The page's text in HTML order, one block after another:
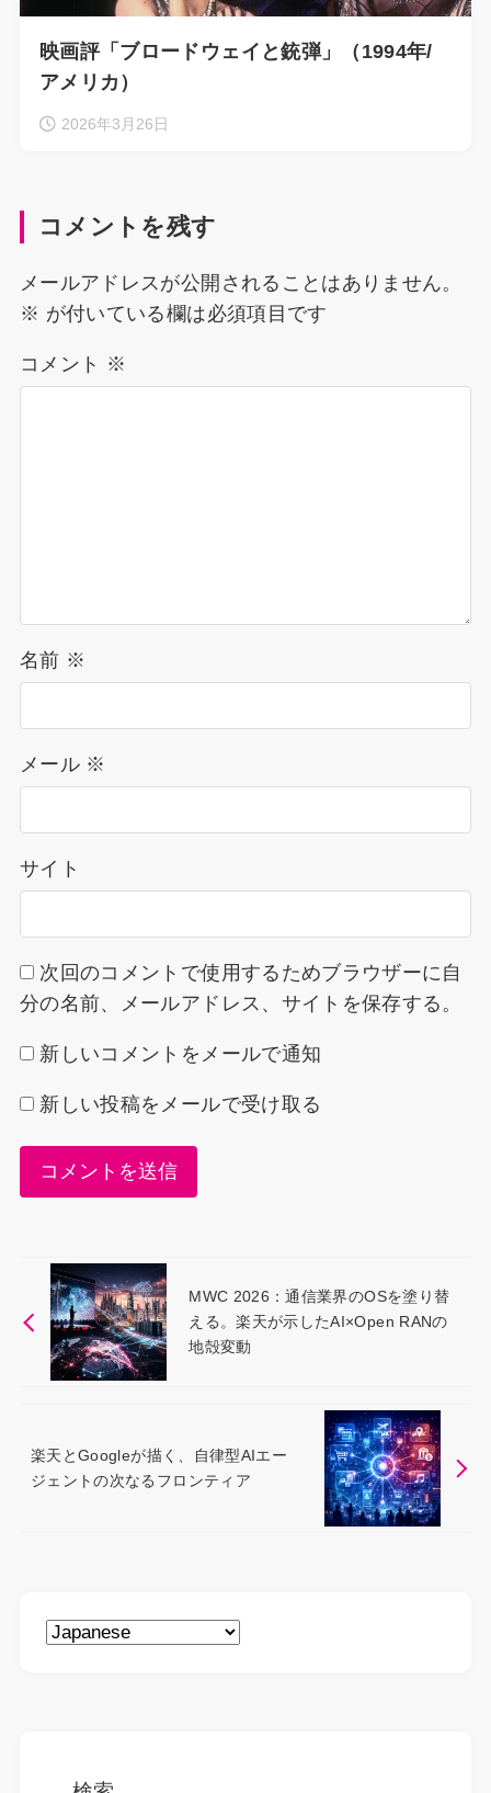
映画評「ブロードウェイと銃弾」（1994年/
アメリカ）
2026年3月26日
コメントを残す
メールアドレスが公開されることはありません。
※ が付いている欄は必須項目です
コメント ※
名前 ※
メール ※
サイト
次回のコメントで使用するためブラウザーに自
分の名前、メールアドレス、サイトを保存する。
新しいコメントをメールで通知
新しい投稿をメールで受け取る
MWC 2026：通信業界のOSを塗り替
える。楽天が示したAI×Open RANの
地殻変動
楽天とGoogleが描く、自律型AIエー
ジェントの次なるフロンティア